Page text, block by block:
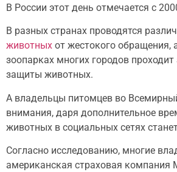
В России этот день отмечается с
В разных странах проводятся
животных от жестокого обращения,
зоопарках многих городов
защиты животных.
А владельцы питомцев во
внимания, даря дополнительное
животных в социальных сетях
Согласно исследованию, многие
американская страховая компания